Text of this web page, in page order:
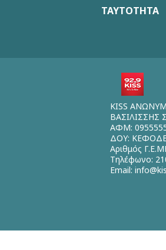
ΤΑΥΤΟΤΗΤΑ
KISS
ΒΑΣΙΛΙΣΣΗΣ
ΑΦΜ:
ΔΟΥ:
Αριθμός
Τηλέφωνο:
Email: